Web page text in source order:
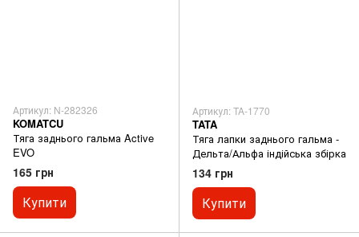
Артикул: N-282326
KOMATCU
Тяга заднього гальма Active
EVO
165 грн
Купити
Артикул: TA-1770
TATA
Тяга лапки заднього гальма -
Дельта/Альфа індійська збірка
134 грн
Купити